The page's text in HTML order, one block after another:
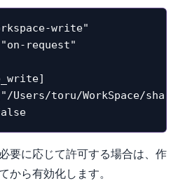
write"
request"
toru/WorkSpace/
要に応じて許可する場合は、作
から有効化します。